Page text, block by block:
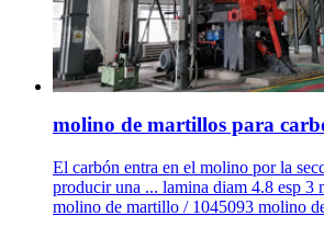
molino de martillos para
El carbón entra en el molino por la
producir una ... lamina diam 4.8 esp 3
molino de martillo / 1045093 molino